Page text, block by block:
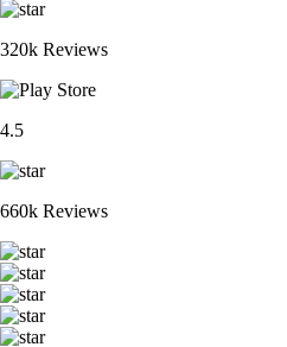
320k Reviews
4.5
660k Reviews